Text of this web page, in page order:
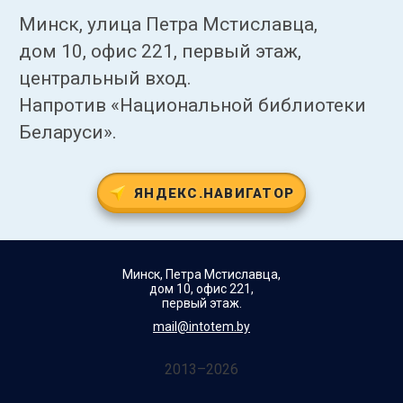
Минск, улица Петра Мстиславца,
дом 10, офис 221, первый этаж,
центральный вход.
Напротив «Национальной библиотеки
Беларуси».
ЯНДЕКС.НАВИГАТОР
Минск, Петра Мстиславца,
дом 10, офис 221,
первый этаж.
mail@intotem.by
2013–2026